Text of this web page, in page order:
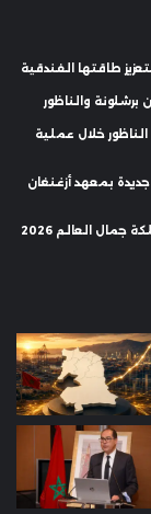
برشلونة والناظور
خلال عملية
بمعهد أزغنغان
العالم 2026